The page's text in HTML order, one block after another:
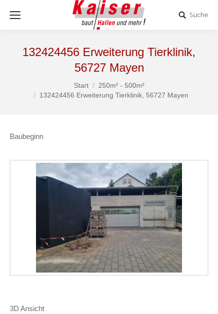
Suche
132424456 Erweiterung Tierklinik,
56727 Mayen
Sie befinden sich hier:Start
250m² - 500m²
132424456 Erweiterung Tierklinik, 56727 Mayen
Baubeginn
3D Ansicht